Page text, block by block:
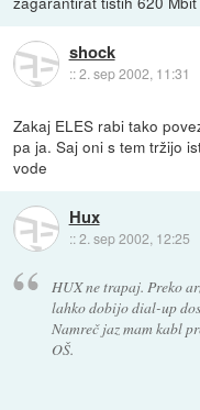
shock
::2. sep 2002, 11:31
Zakaj ELES rabi tako
pa ja. Saj oni s tem tržijo
vode
Hux
::2. sep 2002, 12:25
HUX ne trapaj. Preko
lahko dobijo dial-up
Namreč jaz mam kabl
OŠ.